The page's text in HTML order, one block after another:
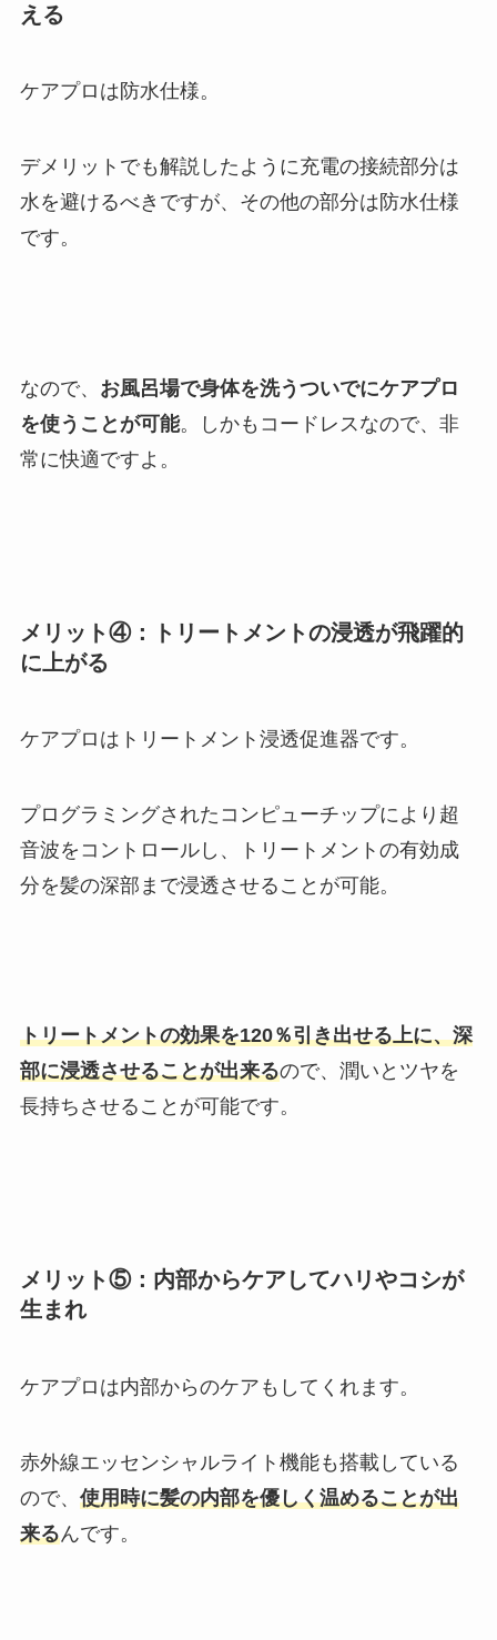
える
ケアプロは防水仕様。
デメリットでも解説したように充電の接続部分は
水を避けるべきですが、その他の部分は防水仕様
です。
なので、 お風呂場で身体を洗うついでにケアプロ
を使うことが可能。しかもコードレスなので、非
常に快適ですよ。
メリット④：トリートメントの浸透が飛躍的
に上がる
ケアプロはトリートメント浸透促進器です。
プログラミングされたコンピューチップにより超
音波をコントロールし、トリートメントの有効成
分を髪の深部まで浸透させることが可能。
トリートメントの効果を120％引き出せる上に、深
部に浸透させることが出来るので、潤いとツヤを
長持ちさせることが可能です。
メリット⑤：内部からケアしてハリやコシが
生まれ
ケアプロは内部からのケアもしてくれます。
赤外線エッセンシャルライト機能も搭載している
ので、 使用時に髪の内部を優しく温めることが出
来るんです。